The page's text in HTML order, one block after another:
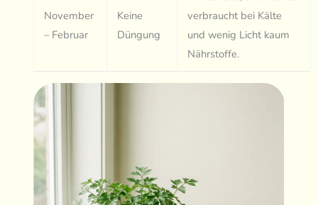
November
– Februar
Keine
Düngung
verbraucht bei Kälte
und wenig Licht kaum
Nährstoffe.